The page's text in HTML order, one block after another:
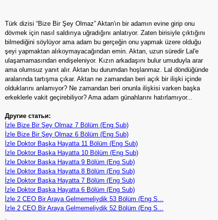
Türk dizisi “Bize Bir Şey Olmaz” Aktan'ın bir adamın evine girip onu
dövmek için nasıl saldırıya uğradığını anlatıyor. Zaten birisiyle çıktığını
bilmediğini söylüyor ama adam bu gerçeğin onu yapmak üzere olduğu
şeyi yapmaktan alıkoymayacağından emin. Aktan, uzun süredir Lal'e
ulaşamamasından endişeleniyor. Kızın arkadaşını bulur umuduyla arar
ama olumsuz yanıt alır. Aktan bu durumdan hoşlanmaz. Lal döndüğünde
aralarında tartışma çıkar. Aktan ne zamandan beri açık bir ilişki içinde
olduklarını anlamıyor? Ne zamandan beri onunla ilişkisi varken başka
erkeklerle vakit geçirebiliyor? Ama adam günahlarını hatırlamıyor...
Другие статьи:
İzle Bize Bir Şey Olmaz 7 Bölüm (Eng Sub)
İzle Bize Bir Şey Olmaz 6 Bölüm (Eng Sub)
İzle Doktor Başka Hayatta 11 Bölüm (Eng Sub)
İzle Doktor Başka Hayatta 10 Bölüm (Eng Sub)
İzle Doktor Başka Hayatta 9 Bölüm (Eng Sub)
İzle Doktor Başka Hayatta 8 Bölüm (Eng Sub)
İzle Doktor Başka Hayatta 7 Bölüm (Eng Sub)
İzle Doktor Başka Hayatta 6 Bölüm (Eng Sub)
İzle 2 CEO Bir Araya Gelmemeliydik 53 Bölüm (Eng S...
İzle 2 CEO Bir Araya Gelmemeliydik 52 Bölüm (Eng S...
.